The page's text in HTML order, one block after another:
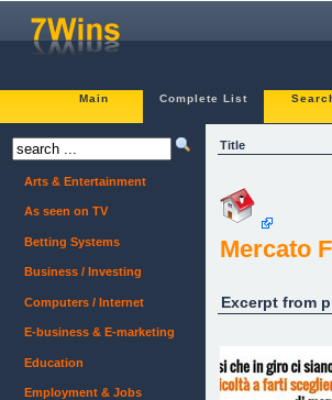
Main Complete List
Title
Mercato
Excerpt from
Arts & Entertainment
As seen on TV
Betting Systems
Business / Investing
Computers / Internet
E-business & E-marketing
Education
Employment & Jobs